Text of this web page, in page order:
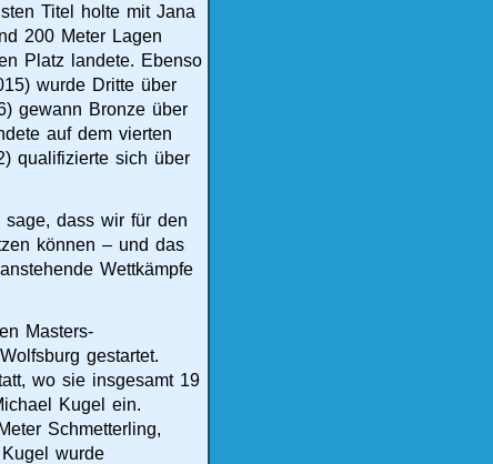
Titel holte mit Jana
200 Meter Lagen
Platz landete. Ebenso
wurde Dritte über
gewann Bronze über
auf dem vierten
qualifizierte sich über
sage, dass wir für den
können – und das
Wettkämpfe
Masters-
gestartet.
wo sie insgesamt 19
Kugel ein.
Schmetterling,
wurde